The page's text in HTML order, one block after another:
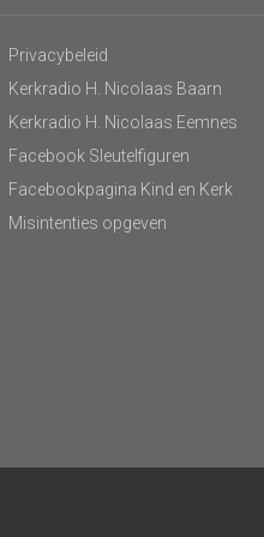
Privacybeleid
Kerkradio H. Nicolaas Baarn
Kerkradio H. Nicolaas Eemnes
Facebook Sleutelfiguren
Facebookpagina Kind en Kerk
Misintenties opgeven